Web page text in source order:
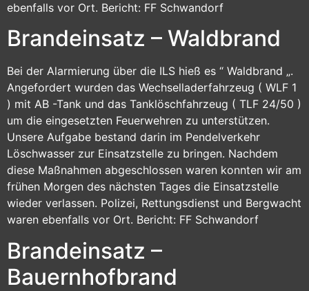
ebenfalls vor Ort. Bericht: FF Schwandorf
Brandeinsatz – Waldbrand
Bei der Alarmierung über die ILS hieß es “ Waldbrand „.
Angefordert wurden das Wechselladerfahrzeug ( WLF 1
) mit AB -Tank und das Tanklöschfahrzeug ( TLF 24/50 )
um die eingesetzten Feuerwehren zu unterstützen.
Unsere Aufgabe bestand darin im Pendelverkehr
Löschwasser zur Einsatzstelle zu bringen. Nachdem
diese Maßnahmen abgeschlossen waren konnten wir am
frühen Morgen des nächsten Tages die Einsatzstelle
wieder verlassen. Polizei, Rettungsdienst und Bergwacht
waren ebenfalls vor Ort. Bericht: FF Schwandorf
Brandeinsatz –
Bauernhofbrand